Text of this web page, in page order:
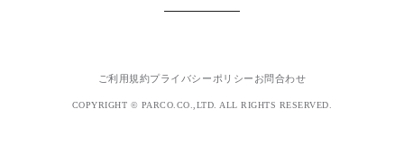
ご利用規約プライバシーポリシー お問合わせ
COPYRIGHT © PARCO.CO.,LTD. ALL RIGHTS RESERVED.